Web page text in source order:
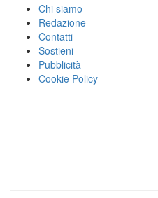
Chi siamo
Redazione
Contatti
Sostieni
Pubblicità
Cookie Policy